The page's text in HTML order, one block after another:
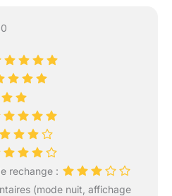
rechange :
(mode nuit, affichage